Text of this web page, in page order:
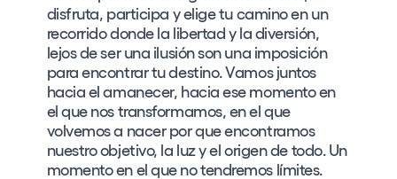
disfruta, participa y elige tu camino en un
recorrido donde la libertad y la diversión,
lejos de ser una ilusión son una imposición
para encontrar tu destino. Vamos juntos
hacia el amanecer, hacia ese momento en
el que nos transformamos, en el que
volvemos a nacer por que encontramos
nuestro objetivo, la luz y el origen de todo. Un
momento en el que no tendremos límites.